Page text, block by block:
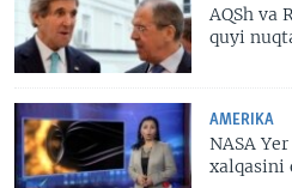
AQSh va
quyi
AMERIKA
NASA
xalqasini